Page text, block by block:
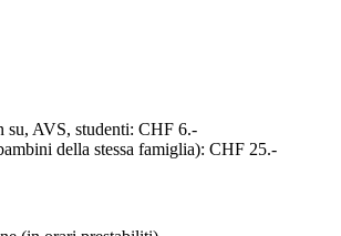
su, AVS, studenti: CHF 6.-
della stessa famiglia): CHF 25.-